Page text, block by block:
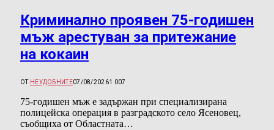
Криминално проявен 75-годишен
мъж арестуван за притежание
на кокаин
ОТ НЕУДОБНИТЕ07/08/20261 007
75-годишен мъж е задържан при специализирана
полицейска операция в разградското село Ясеновец,
съобщиха от Областната…